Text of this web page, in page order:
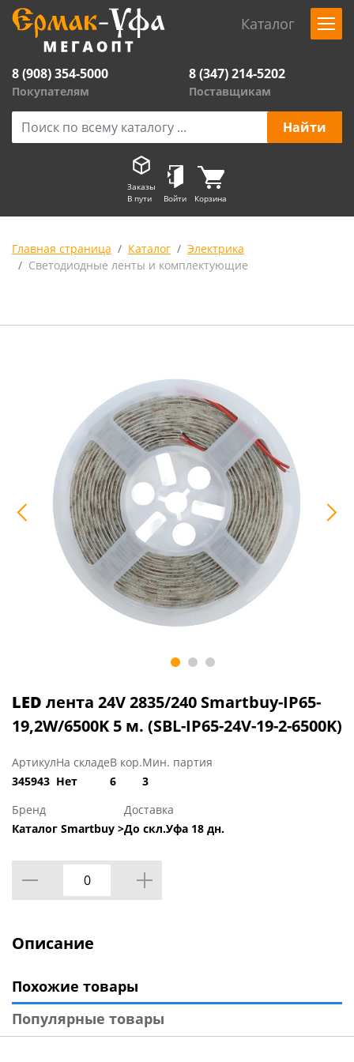
Каталог
8 (908) 354-5000
Покупателям
8 (347) 214-5202
Поставщикам
Заказы
В пути
Войти Корзина
Главная страница Каталог
Электрика
Светодиодные ленты и комплектующие
LED лента 24V 2835/240 Smartbuy-IP65-
19,2W/6500K 5 м. (SBL-IP65-24V-19-2-6500K)
Артикул
345943
На складе
Нет
В кор.
6
Мин. партия
3
Бренд
Каталог Smartbuy >
Доставка
До скл.Уфа 18 дн.
Описание
Похожие товары
Популярные товары